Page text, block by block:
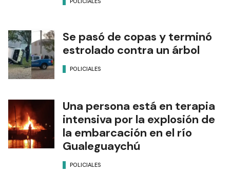
Se pasó de copas y terminó
estrolado contra un árbol
POLICIALES
Una persona está en terapia
intensiva por la explosión de
la embarcación en el río
Gualeguaychú
POLICIALES